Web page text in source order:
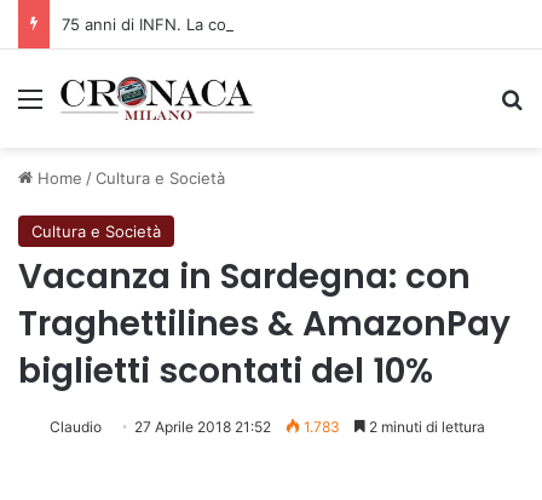
Menu
Home /Cultura e Società
Cultura e Società
Vacanza in Sardegna: con
Traghettilines & AmazonPay
biglietti scontati del 10%
Claudio 27 Aprile 2018 21:52 1.783 2 minuti di lettura